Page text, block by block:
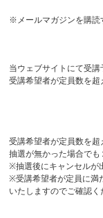
※メールマガジンを購読
当ウェブサイトにて受
受講希望者が定員数を
受講希望者が定員数を
抽選が無かった場合で
※抽選後にキャンセルが
※受講希望者が定員に満
いたしますのでご確認く